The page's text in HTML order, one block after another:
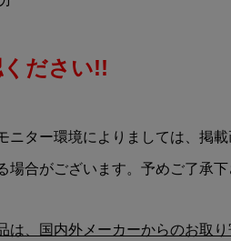
ださい!!
ニター環境によりましては、掲
場合がございます。予めご了承下
は、国内外メーカーからのお取り